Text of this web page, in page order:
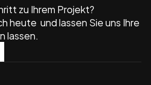
zu Ihrem Projekt?
heute  und lassen Sie uns Ihre
lassen.